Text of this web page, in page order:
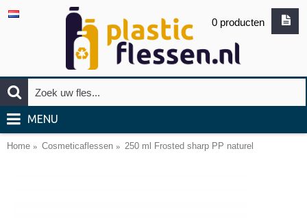
0 producten
MENU
Home Cosmeticaflessen 250 ml Frosted sharp PP naturel